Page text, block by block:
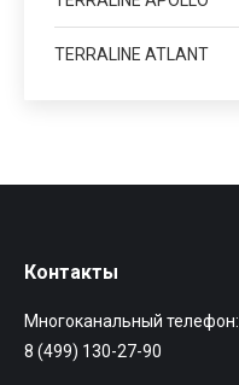
TERRALINE ATLANT
Контакты
Многоканальный телефон:
8 (499) 130-27-90